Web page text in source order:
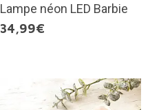
Lampe néon LED Barbie
34,99€